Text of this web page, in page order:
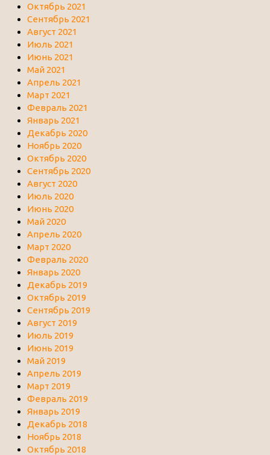
Октябрь 2021
Сентябрь 2021
Август 2021
Июль 2021
Июнь 2021
Май 2021
Апрель 2021
Март 2021
Февраль 2021
Январь 2021
Декабрь 2020
Ноябрь 2020
Октябрь 2020
Сентябрь 2020
Август 2020
Июль 2020
Июнь 2020
Май 2020
Апрель 2020
Март 2020
Февраль 2020
Январь 2020
Декабрь 2019
Октябрь 2019
Сентябрь 2019
Август 2019
Июль 2019
Июнь 2019
Май 2019
Апрель 2019
Март 2019
Февраль 2019
Январь 2019
Декабрь 2018
Ноябрь 2018
Октябрь 2018